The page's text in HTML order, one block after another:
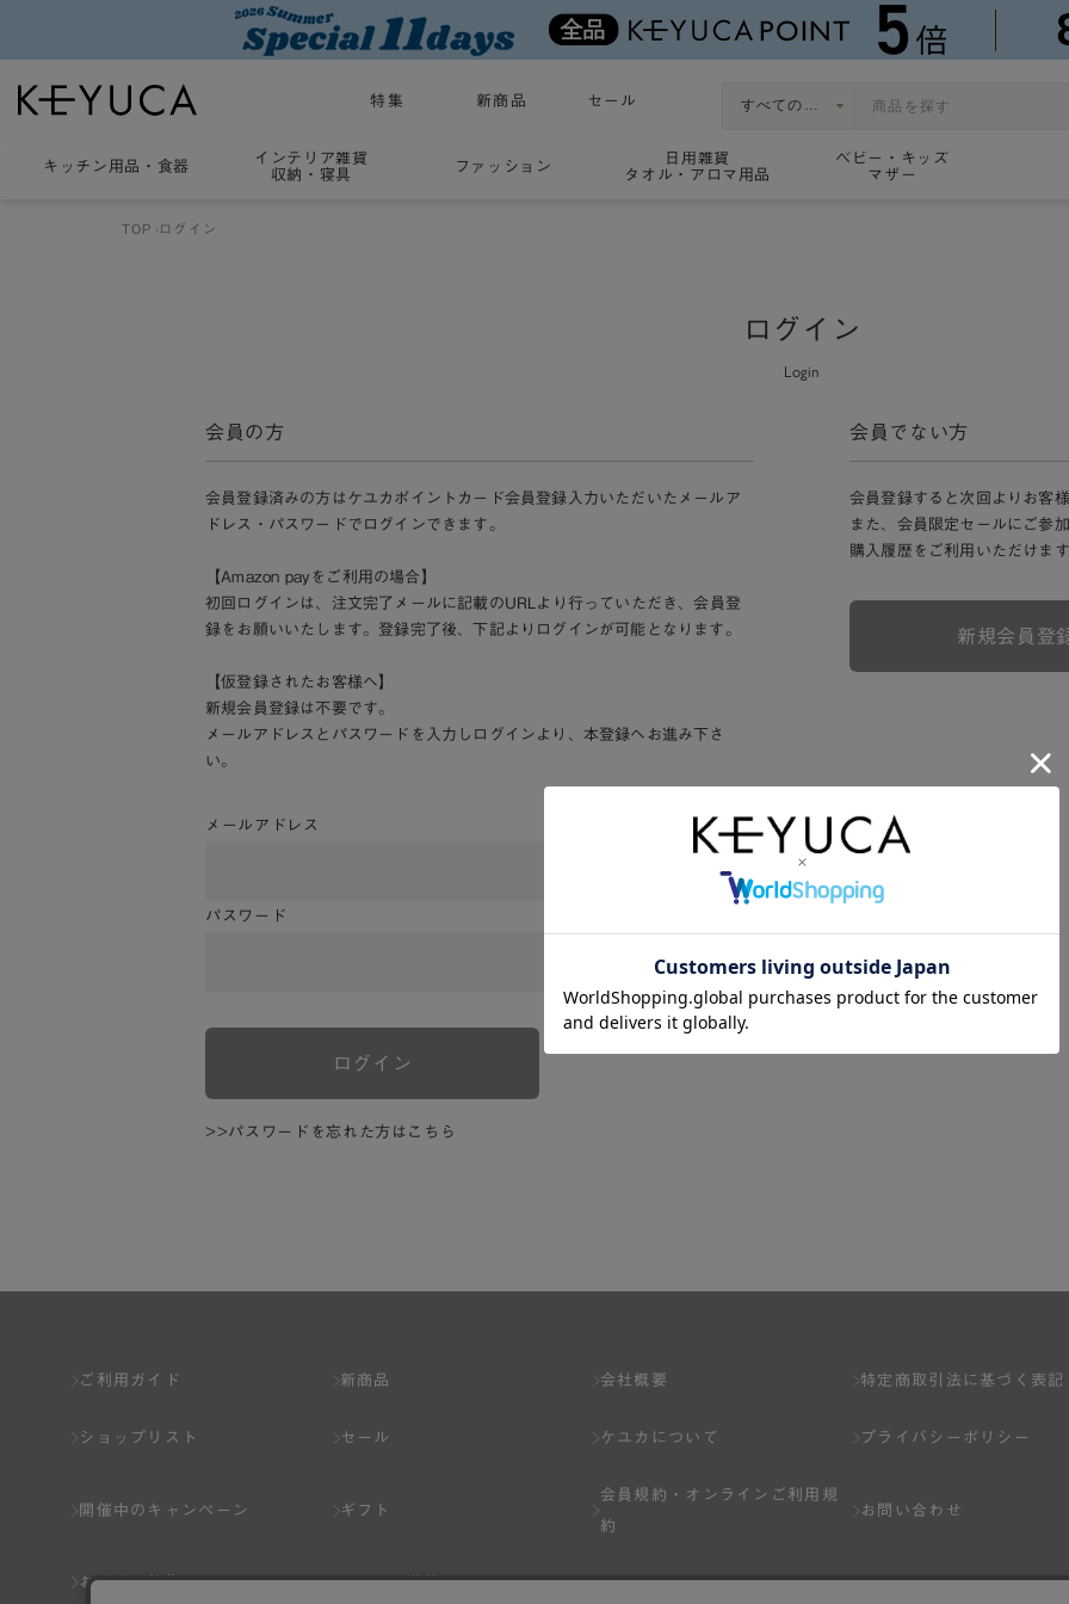
特集 新商品 セール
キッチン用品 ・ 食器
インテリア雑貨
収納・寝具
ファッション
日用雑貨
タオル・アロマ用品
ベビー・キッズ
マザー
TOP ログイン
ログイン
Login
会員の方
会員登録済みの方はケユカポイントカード会員登録入力いただいたメールア
ドレス・パスワードでログインできます。
【Amazon payをご利用の場合】
初回ログインは、注文完了メールに記載のURLより行っていただき、会員登
録をお願いいたします。登録完了後、下記よりログインが可能となります。
【仮登録されたお客様へ】
新規会員登録は不要です。
メールアドレスとパスワードを入力しログインより、本登録へお進み下さ
い。
メールアドレス
パスワード
ログイン
>>パスワードを忘れた方はこちら
会員でない方
会員登録すると次回よりお客
また、会員限定セールにご参
購入履歴をご利用いただけま
新規会員登
ご利用ガイド
ショップリスト
開催中のキャンペーン
おすすめ特集
新商品
セール
ギフト
スタッフ募集
会社概要
ケユカについて
会員規約・
オンラインご利用規
約
Q&A
特定商取引法に基づく表記
プライバシーポリシー
お問い合わせ